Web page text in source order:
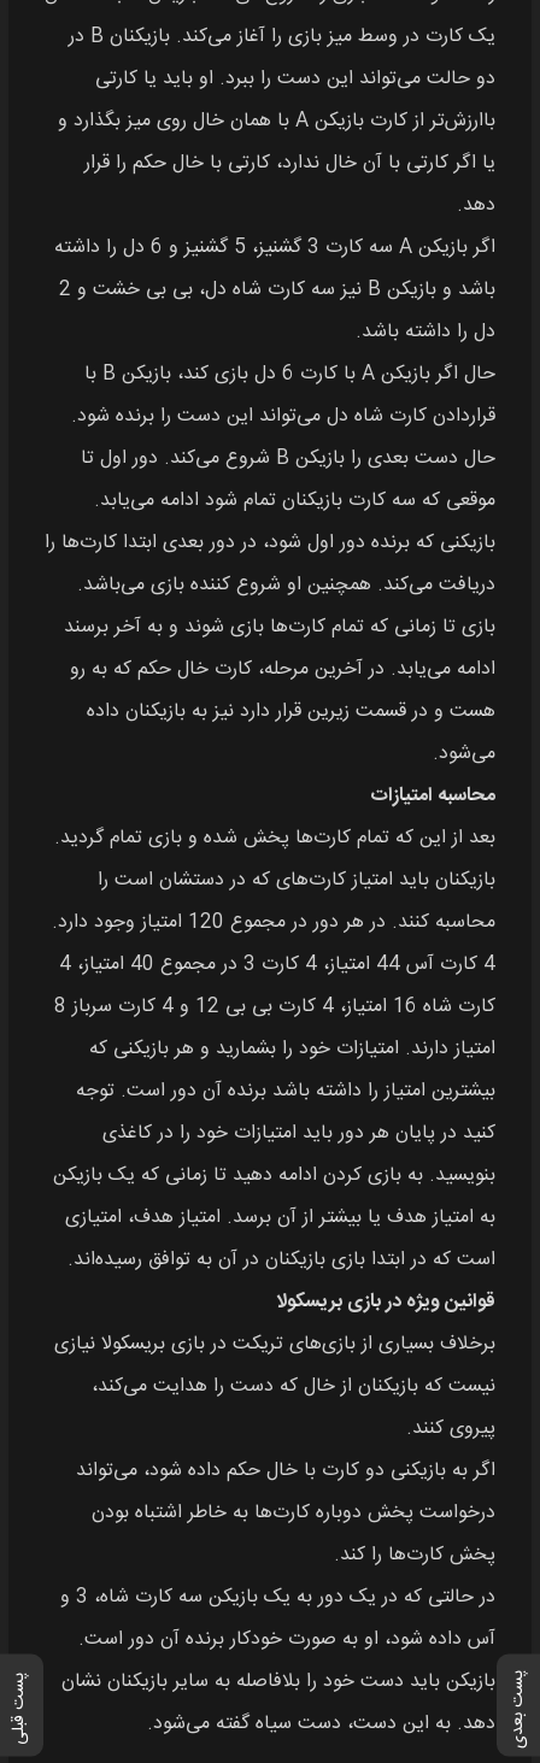
یک کارت در وسط میز بازی را آغاز می‌کند. بازیکنان B در
دو حالت می‌تواند این دست را ببرد. او باید یا کارتی
باارزش‌تر از کارت بازیکن A با همان خال روی میز بگذارد و
یا اگر کارتی با آن خال ندارد، کارتی با خال حکم را قرار
دهد.
اگر بازیکن A سه کارت 3 گشنیز، 5 گشنیز و 6 دل را داشته
باشد و بازیکن B نیز سه کارت شاه دل، بی بی خشت و 2
دل را داشته باشد.
حال اگر بازیکن A با کارت 6 دل بازی کند، بازیکن B با
قراردادن کارت شاه دل می‌تواند این دست را برنده شود.
حال دست بعدی را بازیکن B شروع می‌کند. دور اول تا
موقعی که سه کارت بازیکنان تمام شود ادامه می‌یابد.
بازیکنی که برنده دور اول شود، در دور بعدی ابتدا کارت‌ها را
دریافت می‌کند. همچنین او شروع کننده بازی می‌باشد.
بازی تا زمانی که تمام کارت‌ها بازی شوند و به آخر برسند
ادامه می‌یابد. در آخرین مرحله، کارت خال حکم که به رو
هست و در قسمت زیرین قرار دارد نیز به بازیکنان داده
می‌شود.
محاسبه امتیازات
بعد از این که تمام کارت‌ها پخش شده و بازی تمام گردید.
بازیکنان باید امتیاز کارت‌های که در دستشان است را
محاسبه کنند. در هر دور در مجموع 120 امتیاز وجود دارد.
4 کارت آس 44 امتیاز، 4 کارت 3 در مجموع 40 امتیاز، 4
کارت شاه 16 امتیاز، 4 کارت بی بی 12 و 4 کارت سرباز 8
امتیاز دارند. امتیازات خود را بشمارید و هر بازیکنی که
بیشترین امتیاز را داشته باشد برنده آن دور است. توجه
کنید در پایان هر دور باید امتیازات خود را در کاغذی
بنویسید. به بازی کردن ادامه دهید تا زمانی که یک بازیکن
به امتیاز هدف یا بیشتر از آن برسد. امتیاز هدف، امتیازی
است که در ابتدا بازی بازیکنان در آن به توافق رسیده‌اند.
قوانین ویژه در بازی بریسکولا
برخلاف بسیاری از بازی‌های تریکت در بازی بریسکولا نیازی
نیست که بازیکنان از خال که دست را هدایت می‌کند،
پیروی کنند.
اگر به بازیکنی دو کارت با خال حکم داده شود، می‌تواند
درخواست پخش دوباره کارت‌ها به خاطر اشتباه بودن
پخش کارت‌ها را کند.
در حالتی که در یک دور به یک بازیکن سه کارت شاه، 3 و
آس داده شود، او به صورت خودکار برنده آن دور است.
بازیکن باید دست خود را بلافاصله به سایر بازیکنان نشان
دهد. به این دست، دست سیاه گفته می‌شود. پست بعدی پست قبلی